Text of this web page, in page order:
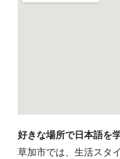
好きな場所で日本語を
草加市では、生活スタ